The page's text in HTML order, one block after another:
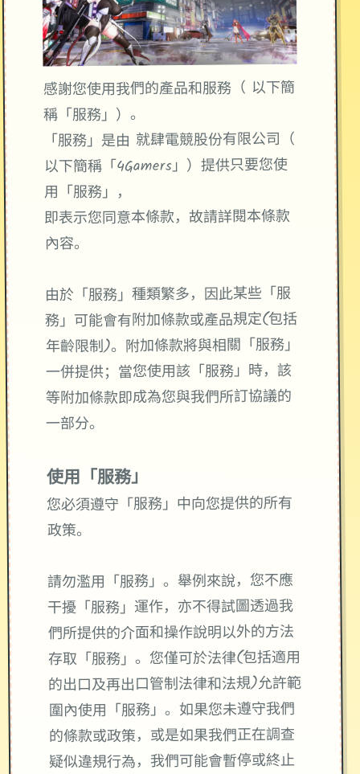
感謝您使用我們的產品和服務（ 以下簡
稱「服務」）。
「服務」是由 就肆電競股份有限公司（
以下簡稱「4Gamers」）提供只要您使
用「服務」，
即表示您同意本條款，故請詳閱本條款
內容。
由於「服務」種類繁多，因此某些「服
務」可能會有附加條款或產品規定(包括
年齡限制)。附加條款將與相關「服務」
一併提供；當您使用該「服務」時，該
等附加條款即成為您與我們所訂協議的
一部分。
使用「服務」
您必須遵守「服務」中向您提供的所有
政策。
請勿濫用「服務」。舉例來說，您不應
干擾「服務」運作，亦不得試圖透過我
們所提供的介面和操作說明以外的方法
存取「服務」。您僅可於法律(包括適用
的出口及再出口管制法律和法規)允許範
圍內使用「服務」。如果您未遵守我們
的條款或政策，或是如果我們正在調查
疑似違規行為，我們可能會暫停或終止